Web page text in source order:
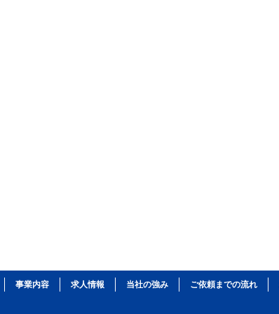
事業内容 求人情報 当社の強み ご依頼までの流れ